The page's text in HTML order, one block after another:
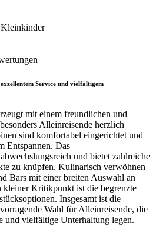
Kleinkinder
Service und vielfältigem
mit einem freundlichen und
Alleinreisende herzlich
sind komfortabel eingerichtet und
Entspannen. Das
und bietet zahlreiche
zu knüpfen. Kulinarisch verwöhnen
Bars mit einer breiten Auswahl an
kleiner Kritikpunkt ist die begrenzte
Insgesamt ist die
Wahl für Alleinreisende, die
und vielfältige Unterhaltung legen.